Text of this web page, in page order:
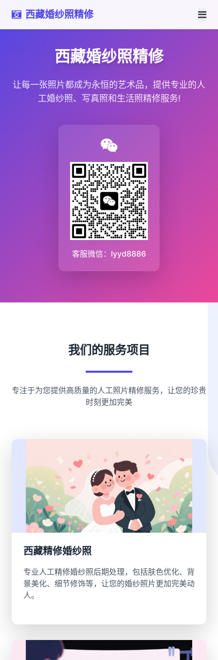
西藏婚纱照精修
西藏婚纱照精修
让每一张照片都成为永恒的艺术品，提供专业的人
工婚纱照、写真照和生活照精修服务!
客服微信：lyyd8886
我们的服务项目
专注于为您提供高质量的人工照片精修服务，让您的珍贵
时刻更加完美
西藏精修婚纱照
专业人工精修婚纱照后期处理，包括肤色优化、背
景美化、细节修饰等，让您的婚纱照片更加完美动
人。